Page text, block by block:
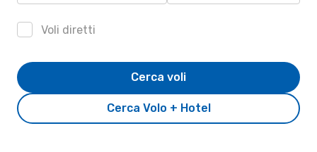
Voli diretti
Cerca Volo + Hotel
Cerca voli